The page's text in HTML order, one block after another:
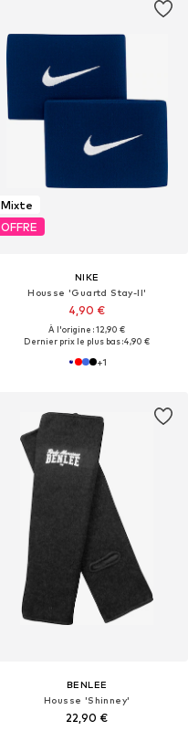
Mixte
OFFRE
NIKE
Housse 'Guartd Stay-II'
4,90 €
À l'origine : 12,90 €
Dernier prix le plus bas :4,90 €
+1
BENLEE
Housse 'Shinney'
22,90 €